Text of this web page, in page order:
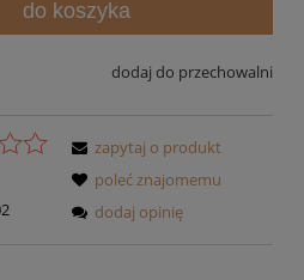
do koszyka
dodaj do przechowalni
zapytaj o produkt
poleć znajomemu
dodaj opinię